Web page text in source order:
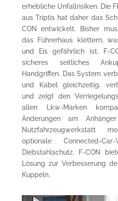
erhebliche Unfallrisiken. Die
aus Triptis hat daher das
CON entwickelt. Bisher
das Führerhaus klettern,
und Eis gefährlich ist. F-
sicheres seitliches
Handgriffen. Das System
und Kabel gleichzeitig,
und zeigt den
allen Lkw-Marken
Änderungen am
Nutzfahrzeugwerkstatt
optionale Connected-
Diebstahlschutz. F-CON
Lösung zur Verbesserung
Kuppeln.